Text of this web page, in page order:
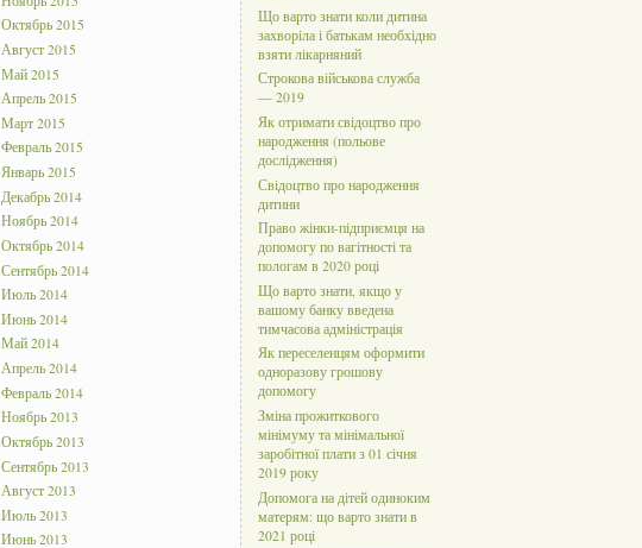
Октябрь 2015
Август 2015
Май 2015
Апрель 2015
Март 2015
Февраль 2015
Январь 2015
Декабрь 2014
Ноябрь 2014
Октябрь 2014
Сентябрь 2014
Июль 2014
Июнь 2014
Май 2014
Апрель 2014
Февраль 2014
Ноябрь 2013
Октябрь 2013
Сентябрь 2013
Август 2013
Июль 2013
Июнь 2013
Що варто знати коли дитина
захворіла і батькам необхідно
взяти лікарняний
Строкова військова служба
— 2019
Як отримати свідоцтво про
народження (польове
дослідження)
Свідоцтво про народження
дитини
Право жінки-підприємця на
допомогу по вагітності та
пологам в 2020 році
Що варто знати, якщо у
вашому банку введена
тимчасова адміністрація
Як переселенцям оформити
одноразову грошову
допомогу
Зміна прожиткового
мінімуму та мінімальної
заробітної плати з 01 січня
2019 року
Допомога на дітей одиноким
матерям: що варто знати в
2021 році